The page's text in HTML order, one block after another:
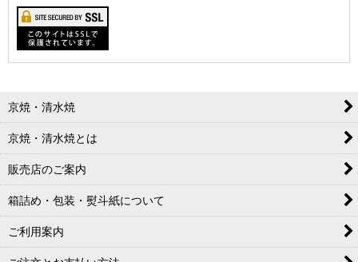
京焼・清水焼
京焼・清水焼とは
販売店のご案内
箱詰め・包装・熨斗紙について
ご利用案内